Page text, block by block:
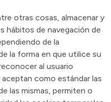
otras cosas, almacenar y
hábitos de navegación de
de la
la forma en que utilice su
al usuario
aceptan como estándar las
las mismas, permiten o